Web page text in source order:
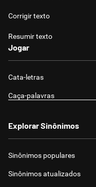
Corrigir texto
Resumir texto
Jogar
Cata-letras
Caça-palavras
Explorar Sinônimos
Sinônimos populares
Sinônimos atualizados